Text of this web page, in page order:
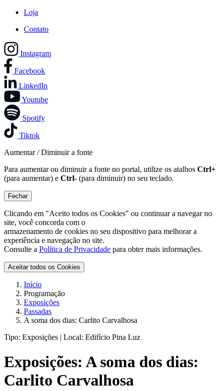
Loja
Contato
Instagram
Facebook
LinkedIn
Youtube
Spotify
Tiktok
Aumentar / Diminuir a fonte
Para aumentar ou diminuir a fonte no portal, utilize os atalhos Ctrl+
(para aumentar) e Ctrl- (para diminuir) no seu teclado.
Fechar
Clicando em "Aceito todos os Cookies" ou continuar a navegar no
site, você concorda com o
armazenamento de cookies no seu dispositivo para melhorar a
experiência e navegação no site.
Consulte a Política de Privacidade para obter mais informações.
Aceitar todos os Cookies
Início
Programação
Exposições
Passadas
A soma dos dias: Carlito Carvalhosa
Tipo: Exposições | Local: Edifício Pina Luz
Exposições: A soma dos dias:
Carlito Carvalhosa